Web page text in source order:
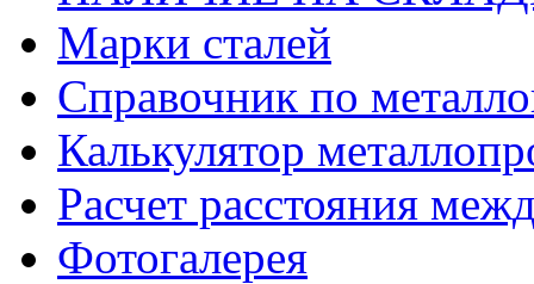
Марки сталей
Справочник по
Калькулятор
Расчет расстояния
Фотогалерея